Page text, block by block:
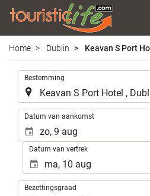
Home Dublin Keavan S Port
Bestemming
Datum van aankomst
Datum van vertrek
Bezettingsgraad
Bezettingsgraad